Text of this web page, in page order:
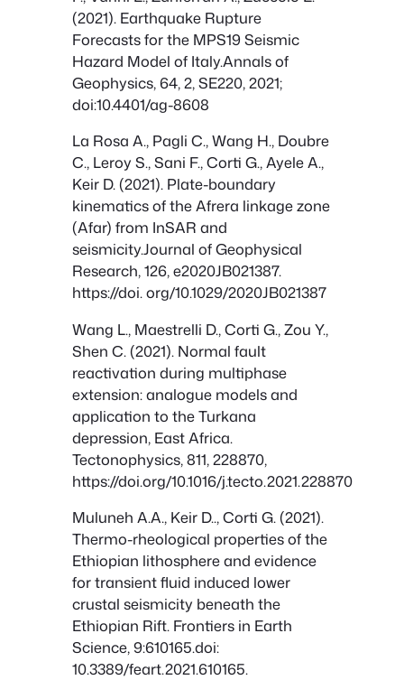
(2021). Earthquake Rupture
Forecasts for the MPS19 Seismic
Hazard Model of Italy.Annals of
Geophysics, 64, 2, SE220, 2021;
doi:10.4401/ag-8608
La Rosa A., Pagli C., Wang H., Doubre
C., Leroy S., Sani F., Corti G., Ayele A.,
Keir D. (2021). Plate-boundary
kinematics of the Afrera linkage zone
(Afar) from InSAR and
seismicity.Journal of Geophysical
Research, 126, e2020JB021387.
https://doi. org/10.1029/2020JB021387
Wang L., Maestrelli D., Corti G., Zou Y.,
Shen C. (2021). Normal fault
reactivation during multiphase
extension: analogue models and
application to the Turkana
depression, East Africa.
Tectonophysics, 811, 228870,
https://doi.org/10.1016/j.tecto.2021.228870
Muluneh A.A., Keir D.., Corti G. (2021).
Thermo-rheological properties of the
Ethiopian lithosphere and evidence
for transient fluid induced lower
crustal seismicity beneath the
Ethiopian Rift. Frontiers in Earth
Science, 9:610165.doi:
10.3389/feart.2021.610165.